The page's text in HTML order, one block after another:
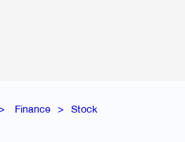
Finance Stock